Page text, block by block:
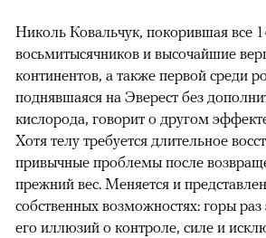
Николь Ковальчук, покорившая все
восьмитысячников и высочайшие
континентов, а также первой среди
поднявшаяся на Эверест без
кислорода, говорит о другом
Хотя телу требуется длительное
привычные проблемы после
прежний вес. Меняется и
собственных возможностях: горы
его иллюзий о контроле, силе и